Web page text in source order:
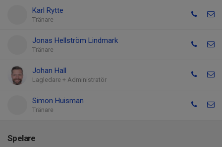
Karl Rytte
Tränare
Jonas Hellström Lindmark
Tränare
Johan Hall
Lagledare + Administratör
Simon Huisman
Tränare
Spelare